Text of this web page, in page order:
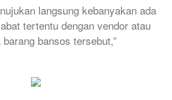
langsung kebanyakan ada
tertentu dengan vendor atau
bansos tersebut,”